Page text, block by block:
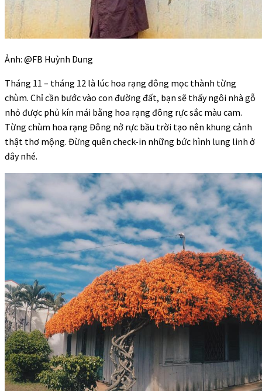
Ảnh: @FB Huỳnh Dung
Tháng 11 – tháng 12 là lúc hoa rạng đông mọc thành từng
chùm. Chỉ cần bước vào con đường đất, bạn sẽ thấy ngôi nhà gỗ
nhỏ được phủ kín mái bằng hoa rạng đông rực sắc màu cam.
Từng chùm hoa rạng Đông nở rực bầu trời tạo nên khung cảnh
thật thơ mộng. Đừng quên check-in những bức hình lung linh ở
đây nhé.